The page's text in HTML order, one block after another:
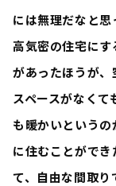
には無理だなと思
高気密の住宅にす
があったほうが
スペースがなく
も暖かいという
に住むことがで
て、自由な間取